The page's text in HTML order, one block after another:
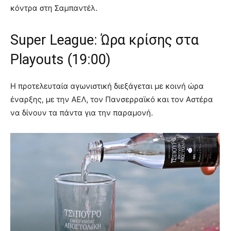
κόντρα στη Σαμπαντέλ.
Super League: Ώρα κρίσης στα
Playouts (19:00)
Η προτελευταία αγωνιστική διεξάγεται με κοινή ώρα
έναρξης, με την ΑΕΛ, τον Πανσερραϊκό και τον Αστέρα
να δίνουν τα πάντα για την παραμονή.